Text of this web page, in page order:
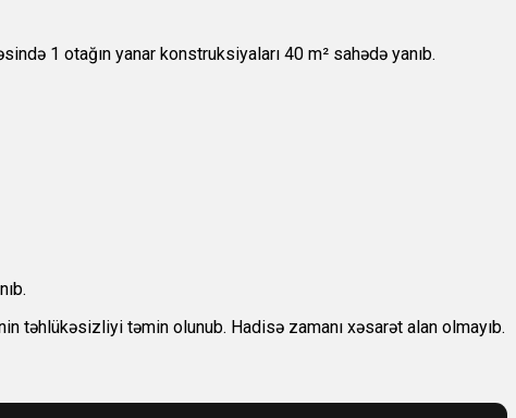
1 otağın yanar konstruksiyaları 40 m² sahədə yanıb.
təhlükəsizliyi təmin olunub. Hadisə zamanı xəsarət alan olmayıb.